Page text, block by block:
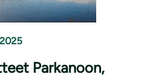
Parkanoon,